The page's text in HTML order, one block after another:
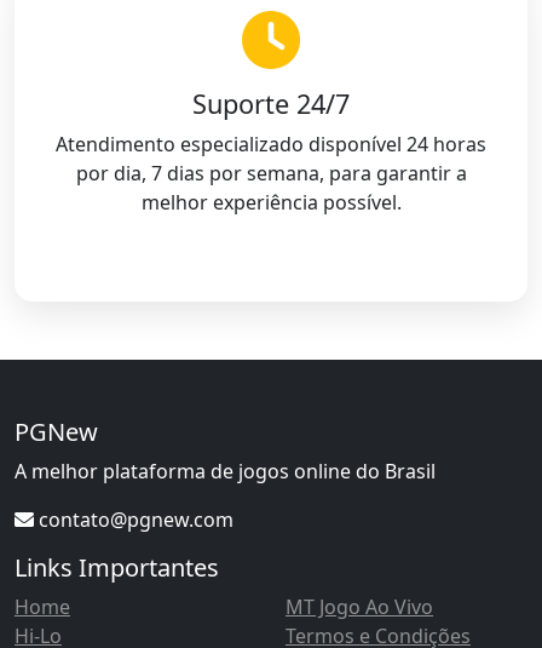
Suporte 24/7
Atendimento especializado disponível 24 horas
por dia, 7 dias por semana, para garantir a
melhor experiência possível.
PGNew
A melhor plataforma de jogos online do Brasil
contato@pgnew.com
Links Importantes
Home
Hi-Lo
MT Jogo Ao Vivo
Termos e Condições